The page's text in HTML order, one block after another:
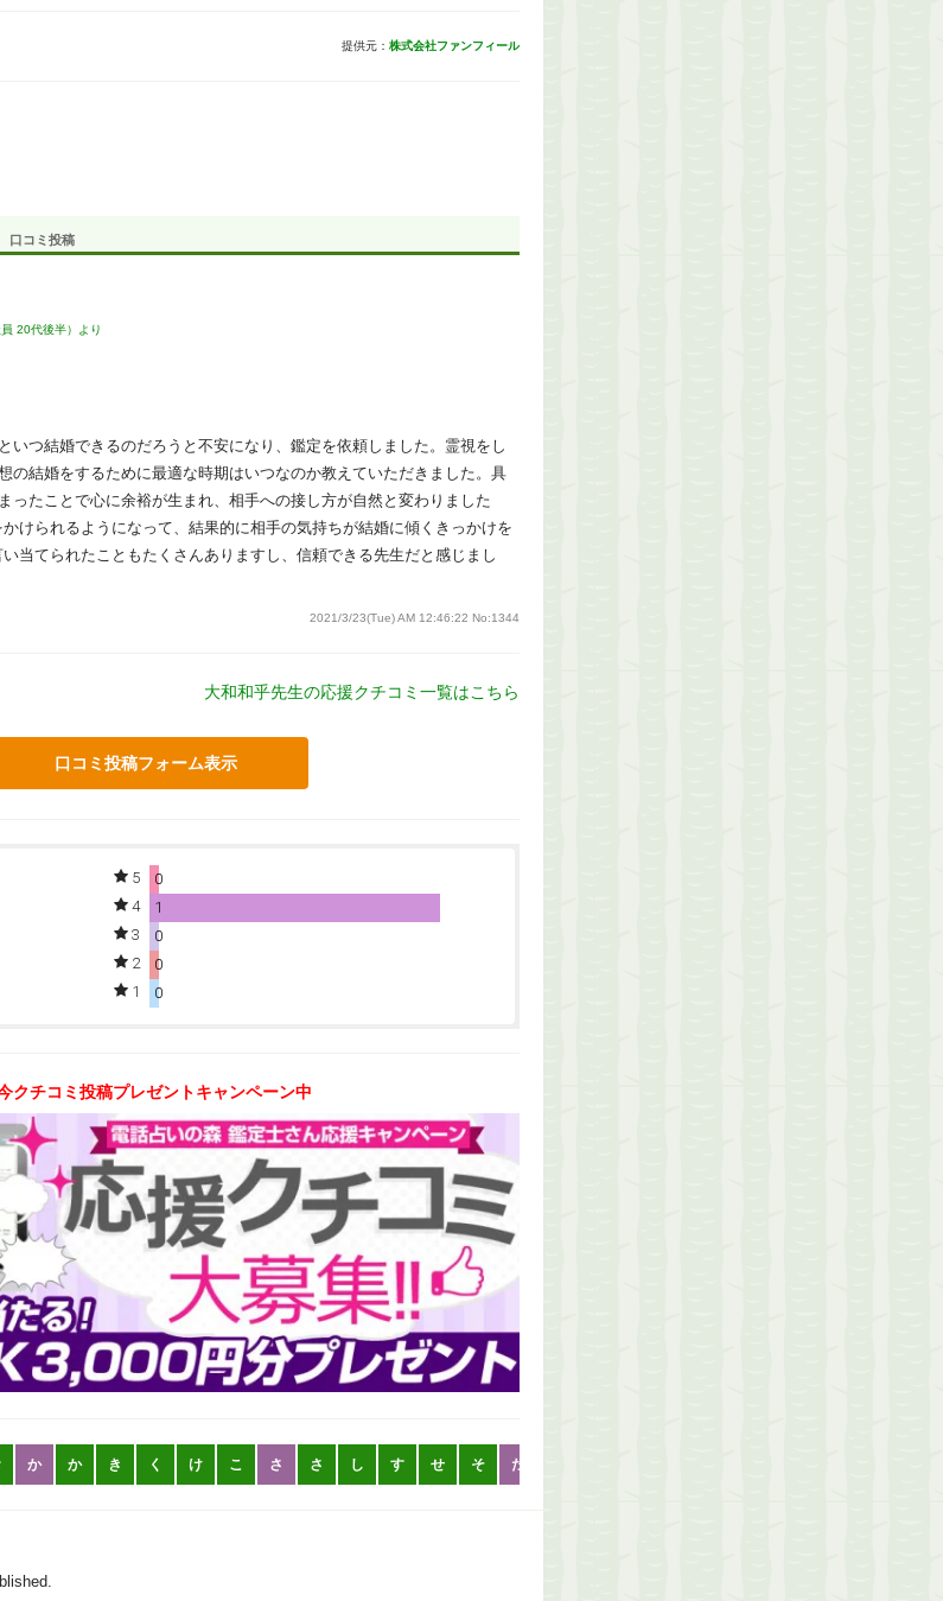
提供元： 株式会社ファンフィール
口コミ投稿
員 20代後半）より
いつ結婚できるのだろうと不安になり、鑑定を依頼しました。霊視をし
の結婚をするために最適な時期はいつなのか教えていただきました。具
ったことで心に余裕が生まれ、相手への接し方が自然と変わりました
けられるようになって、結果的に相手の気持ちが結婚に傾くきっかけを
当てられたこともたくさんありますし、信頼できる先生だと感じまし
2021/3/23(Tue) AM 12:46:22 No:1344
大和和乎先生の応援クチコミ一覧はこちら
口コミ投稿フォーム表示
5
0
4
1
3
0
2
0
1
0
クチコミ投稿プレゼントキャンペーン中
か か き く け こ さ さ し す せ そ た